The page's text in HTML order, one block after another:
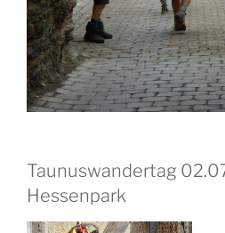
Taunuswandertag
Hessenpark